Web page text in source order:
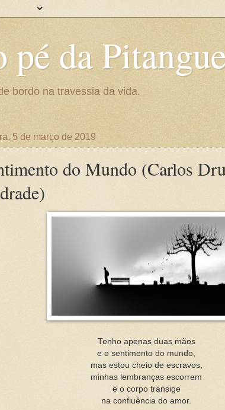
pé da
bordo na travessia da vida.
5 de março de 2019
do Mundo (Carlos
Tenho apenas duas mãos
e o sentimento do mundo,
mas estou cheio de escravos,
minhas lembranças escorrem
e o corpo transige
na confluência do amor.